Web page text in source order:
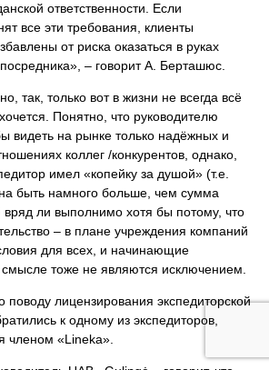
ответственности. Если
все эти требования, клиенты
от риска оказаться в руках
– говорит А. Берташюс.
так, только вот в жизни не всегда всё
Понятно, что руководителю
видеть на рынке только надёжных и
коллег /конкурентов, однако,
имел «копейку за душой» (т.е.
быть намного больше, чем сумма
вряд ли выполнимо хотя бы потому, что
– в плане учреждения компаний
для всех, и начинающие
тоже не являются исключением.
лицензирования экспедиторской
к одному из экспедиторов,
членом «Lineka».